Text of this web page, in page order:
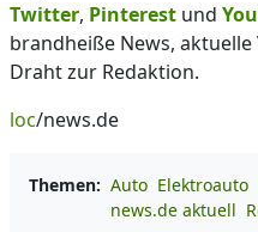
Twitter, Pinterest und
brandheiße News,
Draht zur Redaktion.
loc/news.de
Themen: Auto Elektroauto
news.de aktuell